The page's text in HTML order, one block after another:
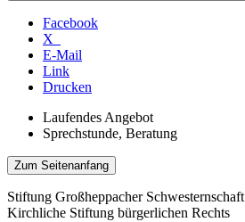
Facebook
X
E-Mail
Link
Drucken
Laufendes Angebot
Sprechstunde, Beratung
Zum Seitenanfang
Stiftung Großheppacher Schwesternschaft
Kirchliche Stiftung bürgerlichen Rechts